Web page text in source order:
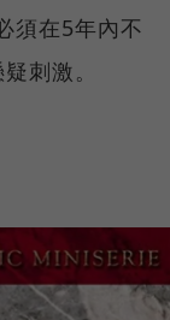
須在5年內不
刺激。